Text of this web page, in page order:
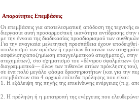
Απαραίτητες Επεμβάσεις
Οι επεμβάσεις για αποτελεσματική απόδοση της τεχνικής
διεργασία αυτή προσαρμοστική ικανότητα αντίδρασης
με την έννοια της διαδικασίας προσδιορισμού των
Για την αναγκαία μελετητική προσπάθεια έχουν
υπολογισμό των αμέσων ή εμμέσων δαπανών των
ασφάλισης/αποζημίωση επαγγελματικού ατυχήματος),
ατυχημάτων), στο σχηματισμό του «δέντρου σφαλμάτων»
διαγραμματικά— όλων των πιθανών αιτίων πρόκλησης του),
σε ένα πολύ μεγάλο φάσμα δραστηριοτήτων (και για την
επεμβάσεων στα 4 αρχικά επίπεδα πρόληψης που είναι:
1. Η εξάλειψη της πηγής της επικίνδυνης ενέργειας (π.χ.
2. Η πρόληψη ή η μετατροπή της ενέργειας που